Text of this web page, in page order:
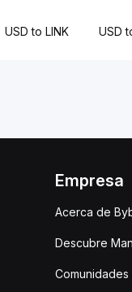
USD to LINK USD
Empresa
Acerca de
Descubre